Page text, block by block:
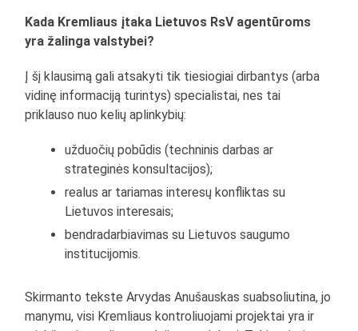
Kada Kremliaus įtaka Lietuvos RsV agentūroms
yra žalinga valstybei?
Į šį klausimą gali atsakyti tik tiesiogiai dirbantys (arba
vidinę informaciją turintys) specialistai, nes tai
priklauso nuo kelių aplinkybių:
užduočių pobūdis (techninis darbas ar
strateginės konsultacijos);
realus ar tariamas interesų konfliktas su
Lietuvos interesais;
bendradarbiavimas su Lietuvos saugumo
institucijomis.
Skirmanto tekste Arvydas Anušauskas suabsoliutina, jo
manymu, visi Kremliaus kontroliuojami projektai yra ir